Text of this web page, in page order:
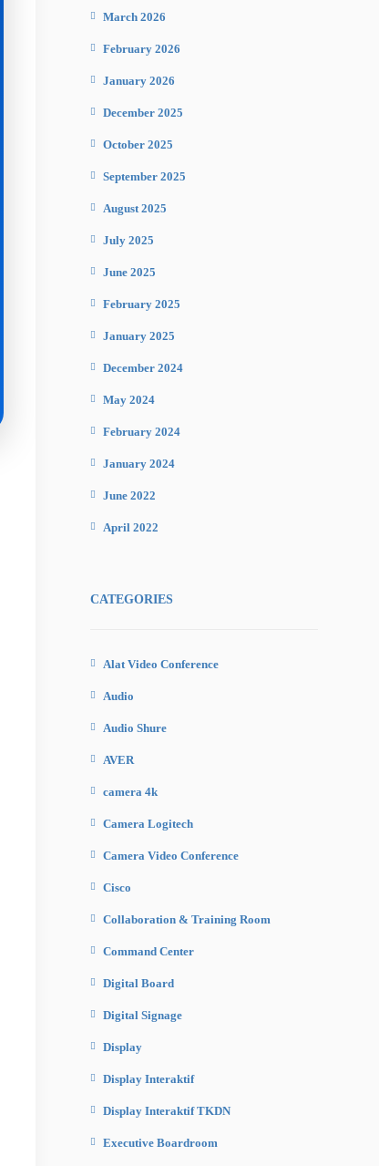
March 2026
February 2026
January 2026
December 2025
October 2025
September 2025
August 2025
July 2025
June 2025
February 2025
January 2025
December 2024
May 2024
February 2024
January 2024
June 2022
April 2022
CATEGORIES
Alat Video Conference
Audio
Audio Shure
AVER
camera 4k
Camera Logitech
Camera Video Conference
Cisco
Collaboration & Training Room
Command Center
Digital Board
Digital Signage
Display
Display Interaktif
Display Interaktif TKDN
Executive Boardroom